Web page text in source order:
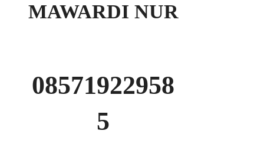
MAWARDI NUR
08571922958
5